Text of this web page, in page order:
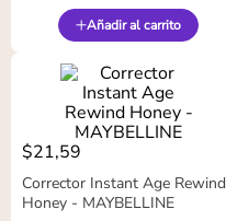
Añadir al carrito
$21,59
Corrector Instant Age Rewind
Honey - MAYBELLINE